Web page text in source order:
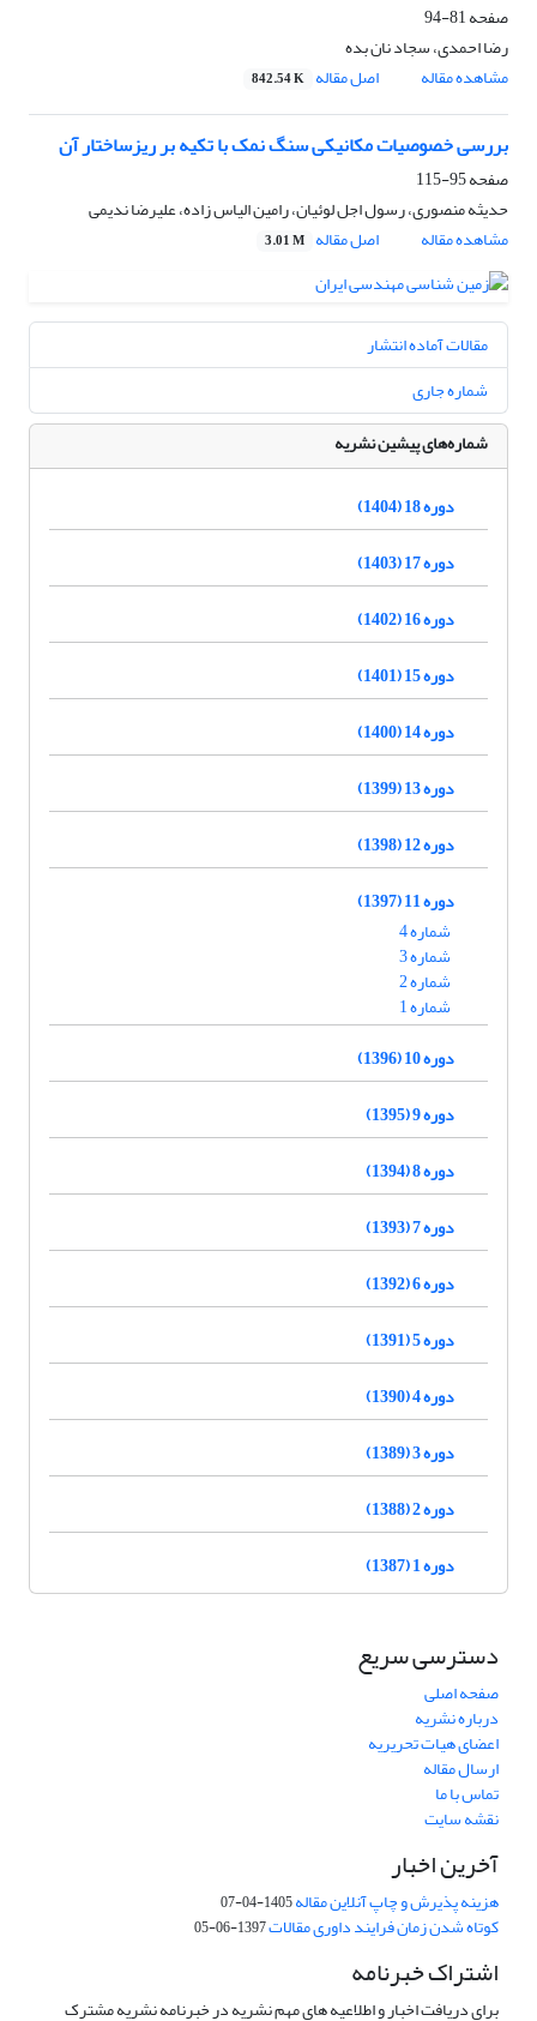
صفحه81-94
رضا احمدی، سجاد نان بده
مشاهده مقاله
اصل مقاله 842.54 K
بررسی خصوصیات مکانیکی سنگ نمک با تکیه بر ریزساختار آن
صفحه95-115
حدیثه منصوری، رسول اجل لوئیان، رامین الیاس زاده، علیرضا ندیمی
مشاهده مقاله
اصل مقاله 3.01 M
مقالات آماده انتشار
شماره جاری
شماره‌های پیشین نشریه
دوره 18 (1404)
دوره 17 (1403)
دوره 16 (1402)
دوره 15 (1401)
دوره 14 (1400)
دوره 13 (1399)
دوره 12 (1398)
دوره 11 (1397)
شماره 4
شماره 3
شماره 2
شماره 1
دوره 10 (1396)
دوره 9 (1395)
دوره 8 (1394)
دوره 7 (1393)
دوره 6 (1392)
دوره 5 (1391)
دوره 4 (1390)
دوره 3 (1389)
دوره 2 (1388)
دوره 1 (1387)
دسترسی سریع
صفحه اصلی
درباره نشریه
اعضای هیات تحریریه
ارسال مقاله
تماس با ما
نقشه سایت
آخرین اخبار
هزینه پذیرش و چاپ آنلاین مقاله1405-04-07
کوتاه شدن زمان فرایند داوری مقالات1397-06-05
اشتراک خبرنامه
برای دریافت اخبار و اطلاعیه های مهم نشریه در خبرنامه نشریه مشترک